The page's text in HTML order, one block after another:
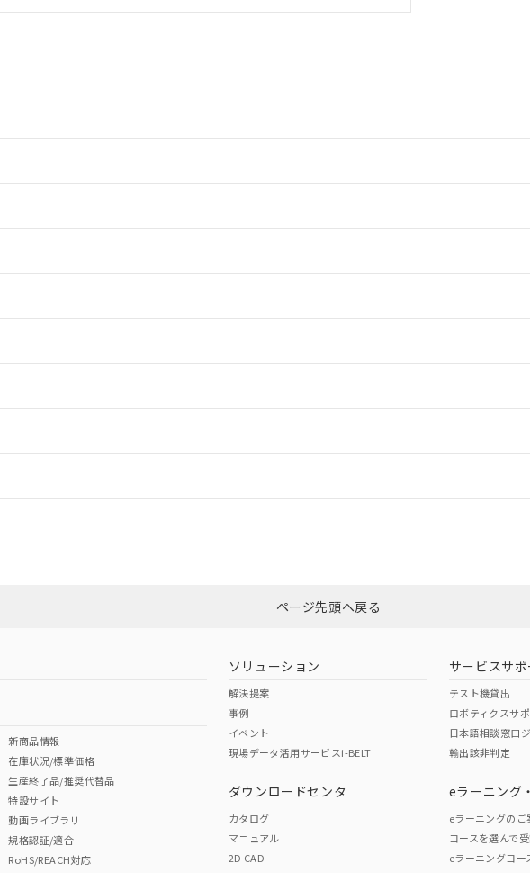
ダウンロードはこちら
Cr(VI)
（日本
（アメリカ
この製品の規格認証/適合
その他の認証はこちらのページからご
ページ先頭へ戻る
新商品情報
在庫状況/標準価格
生産終了品/推奨代替品
特設サイト
動画ライブラリ
規格認証/適合
RoHS/REACH対応
ソリューション
解決提案
事例
イベント
現場データ活用サービスi-BELT
ダウンロードセンタ
カタログ
マニュアル
2D CAD
サービスサポ
テスト機貸出
ロボティクスサ
日本語相談窓口
輸出該非判定
eラーニング
eラーニングのご
コースを選んで
eラーニングコー